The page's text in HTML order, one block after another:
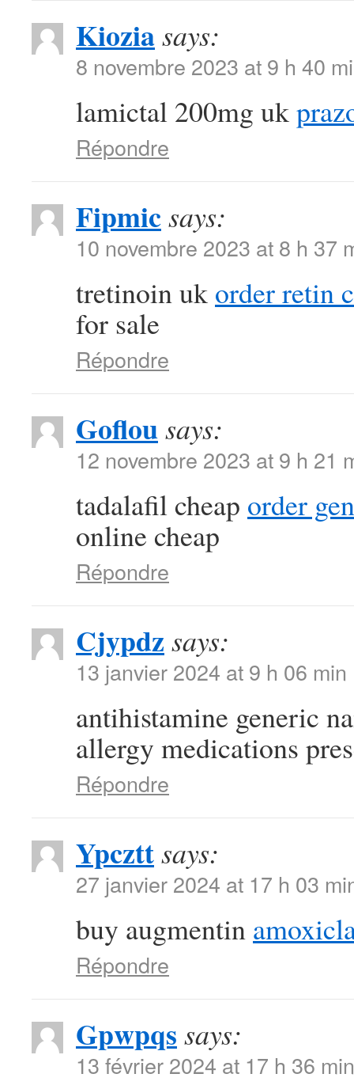
Kioziasays:
8 novembre 2023 at 9 h 40
lamictal 200mg uk
Répondre
Fipmicsays:
10 novembre 2023 at 8 h 37
tretinoin uk order retin
for sale
Répondre
Goflousays:
12 novembre 2023 at 9 h 21
tadalafil cheap order
online cheap
Répondre
Cjypdz says:
13 janvier 2024 at 9 h 06 min
antihistamine generic
allergy medications
Répondre
Ypczttsays:
27 janvier 2024 at 17 h 03
buy augmentin
Répondre
Gpwpqs says:
13 février 2024 at 17 h 36 min